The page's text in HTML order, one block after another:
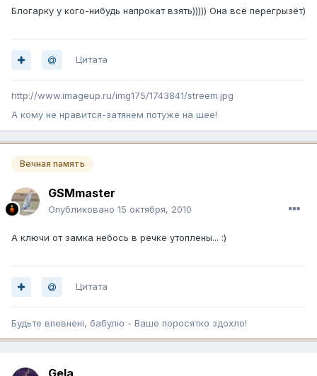
Блогарку у кого-нибудь напрокат взять))))) Она всё перегрызёт)
Цитата
http://www.imageup.ru/img175/1743841/streem.jpg
А кому не нравится-затянем потуже на шее!
Вечная память
GSMmaster
Опубликовано 15 октября, 2010
А ключи от замка небось в речке утоплены... :)
Цитата
Будьте впевненi, бабулю - Ваше поросятко здохло!